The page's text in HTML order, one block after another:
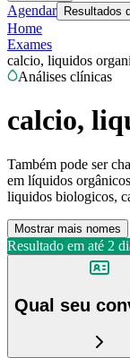
Agendar Resultados
Home
Exames
calcio, liquidos
Análises clínicas
calcio,
Também pode ser
em líquidos
liquidos biologicos,
Mostrar mais nomes
Resultado em até 2
Qual seu